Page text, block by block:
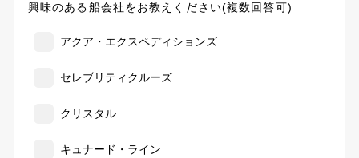
興味のある船会社をお教えください(複数回答可)
アクア・エクスペディションズ
セレブリティクルーズ
クリスタル
キュナード・ライン